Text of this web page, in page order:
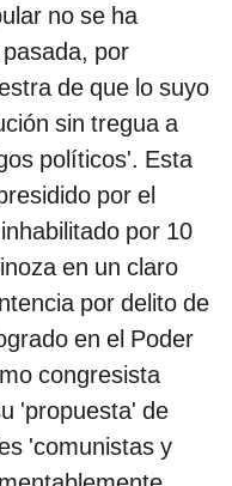
no se ha
por
de que lo suyo
sin tregua a
políticos'. Esta
por el
por 10
en un claro
por delito de
en el Poder
congresista
'propuesta' de
'comunistas y